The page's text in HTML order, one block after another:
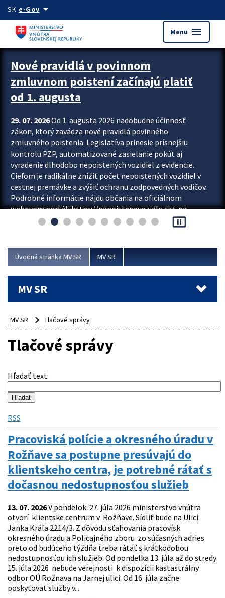
Preskocit na hlavný obsah
SK e-Govarrow_drop_down
Menu menu
Zastavit automatický posun upútavok
Nové pravidlá v povinnom
zmluvnom poistení začínajú platiť
od 1. augusta
29. 07. 2026Od 1. augusta 2026 nadobudne účinnosť
zákon, ktorý zavádza nové pravidlá povinného
zmluvného poistenia. Legislatíva prinesie prísnejšiu
kontrolu PZP, automatizované zasielanie pokút aj
vyradenie dlhodobo nepoistených vozidiel z evidencie.
Cieľom je radikálne znížiť počet nepoistených vozidiel v
cestnej premávke a zvýšiť ochranu zodpovedných vodičov.
Podrobné informácie nájdu občania na oficiálnom
webovom portáli https://nepoistenevozidlo.sk/, na
ktorom od augusta pribudne aj možnosť overiť si...
pause_presentation
Úvodná stránka MV SR MV SR
MV SR
MV SR Tlačové správy
Tlačové správy
Hľadať text:
RSS
Pracoviská polície a okresného úradu v
Rožňave sa postupne presúvajú do
klientskeho centra, je potrebné rátať s
dočasnou nedostupnosťou služieb
13. 07. 2026V pondelok 27. júla 2026 ministerstvo vnútra
otvorí klientske centrum v Rožňave. Sídliť bude na Ulici
Janka Kráľa 2214/3. Z dôvodu sťahovania pracovísk
okresného úradu a Policajného zboru zo súčasných adries
preto od budúceho týždňa treba rátať s krátkodobou
nedostupnosťou ich služieb. Od pondelka 13. júla až do stredy
15. júla 2026 nebude verejnosti k dispozícii kastastrálny
odbor OÚ Rožnava na Jarnej ulici. Od 16. júla začne
poskytovať služby v...